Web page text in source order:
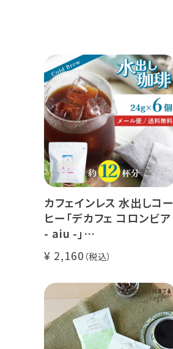
カフェインレス 水出しコー
ヒー「デカフェ コロンビア
- aiu -」
24g×6個（約12杯分）
マウンテンウォータープロ
セス カフェインレスコーヒ
ー豆100%使用 メール便
でお届け
2,160